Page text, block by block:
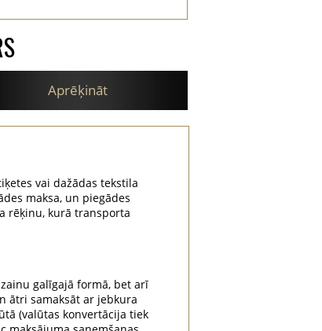
Aprēķināt
vai dažādas tekstila
maksa, un piegādes
rēķinu, kurā transporta
galīgajā formā, bet arī
ātri samaksāt ar jebkura
(valūtas konvertācija tiek